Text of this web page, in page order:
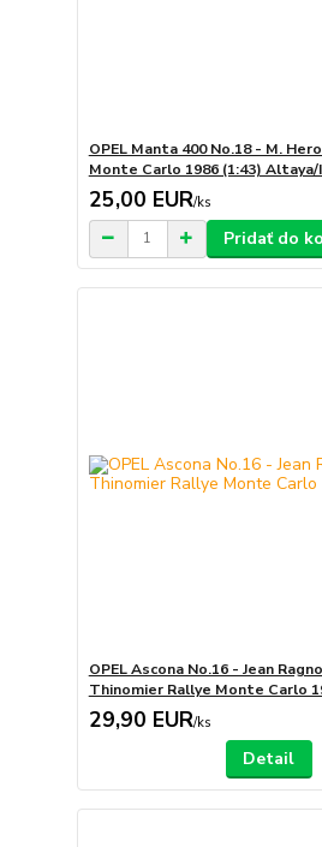
OPEL Manta 400 No.18 - M.
Monte Carlo 1986 (1:43) Altaya/
25,00 EUR/ks
Pridať do
OPEL Ascona No.16 - Jean
Thinomier Rallye Monte Carlo
29,90 EUR/ks
Detail